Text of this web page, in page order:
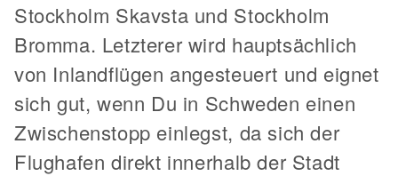
Stockholm Skavsta und Stockholm
Bromma. Letzterer wird hauptsächlich
von Inlandflügen angesteuert und eignet
sich gut, wenn Du in Schweden einen
Zwischenstopp einlegst, da sich der
Flughafen direkt innerhalb der Stadt